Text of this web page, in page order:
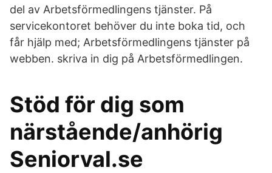
del av Arbetsförmedlingens tjänster. På
servicekontoret behöver du inte boka tid, och
får hjälp med; Arbetsförmedlingens tjänster på
webben. skriva in dig på Arbetsförmedlingen.
Stöd för dig som
närstående/anhörig
Seniorval.se